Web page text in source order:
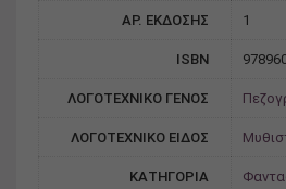
ΑΡ. ΕΚΔΟΣΗΣ 1
ISBN
ΛΟΓΟΤΕΧΝΙΚΟ ΓΕΝΟΣ
ΛΟΓΟΤΕΧΝΙΚΟ ΕΙΔΟΣ
ΚΑΤΗΓΟΡΙΑ